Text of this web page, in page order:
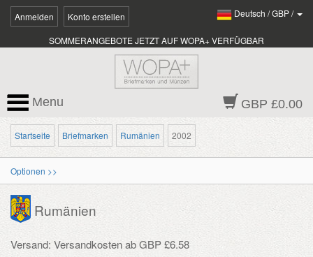
Anmelden Konto erstellen Deutsch /GBP/
SOMMERANGEBOTE JETZT AUF WOPA+ VERFÜGBAR
GBP £0.00
Menu
Startseite Briefmarken Rumänien 2002
Optionen >>
Rumänien
Versand: Versandkosten ab GBP £6.58